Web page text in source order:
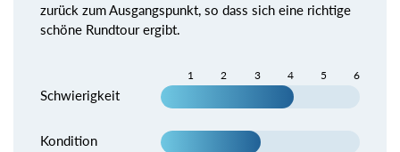
zurück zum Ausgangspunkt, so dass sich eine richtige
schöne Rundtour ergibt.
1 2 3 4 5 6
Schwierigkeit
Kondition